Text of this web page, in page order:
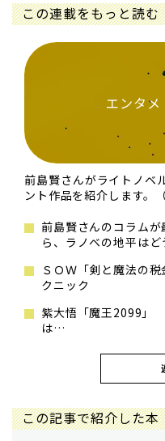
この連載をもっと読む
エンタ
前島賢さんがライトノベ
ント作品を紹介します。
前島賢さんのコラム
ら、ラノベの地平はど
ＳＯＷ「剣と魔法の
クニック
紫大悟「魔王2099」
は…
この記事で紹介した本